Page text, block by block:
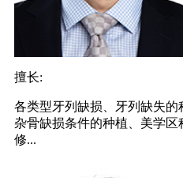
擅长:
各类型牙列缺损、牙列缺失
杂骨缺损条件的种植、美学区
修...